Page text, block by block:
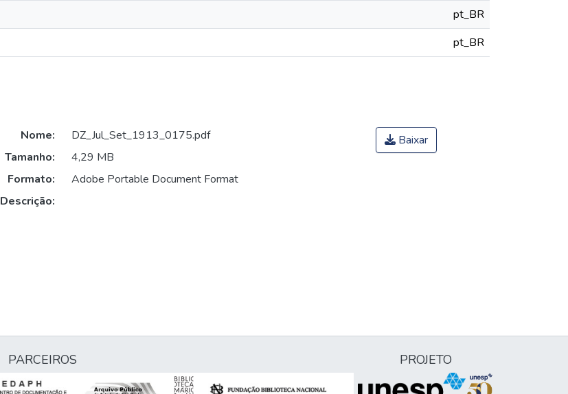
pt_BR
pt_BR
Nome:
DZ_Jul_Set_1913_0175.pdf
Tamanho:
4,29 MB
Formato:
Adobe Portable Document Format
Descrição:
Baixar
PARCEIROS PROJETO